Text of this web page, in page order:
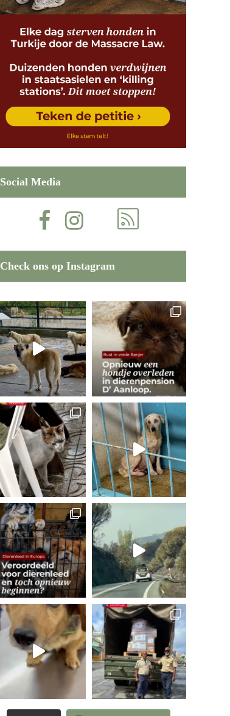
Social Media
Check ons op Instagram